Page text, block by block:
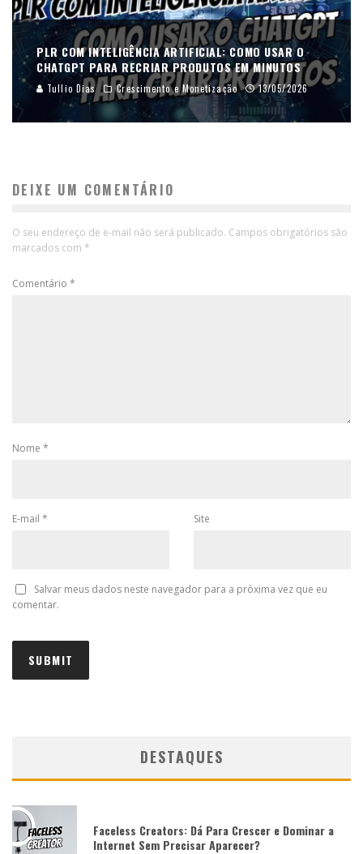
PLR COM INTELIGÊNCIA ARTIFICIAL: COMO USAR O
CHATGPT PARA RECRIAR PRODUTOS EM MINUTOS
Tullio Dias Crescimento e Monetização 13/05/2026
DEIXE UM COMENTÁRIO
O seu endereço de e-mail não será publicado. Campos obrigatórios são
marcados com *
Comentário *
Nome *
E-mail * Site
Salvar meus dados neste navegador para a próxima vez que eu
comentar.
DESTAQUES
Faceless Creators: Dá Para Crescer e Dominar a
Internet Sem Precisar Aparecer?